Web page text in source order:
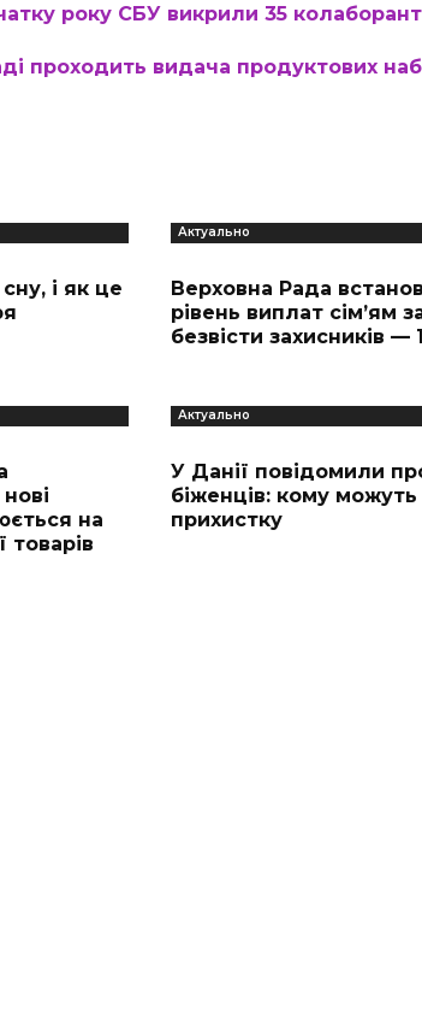
року СБУ викрили 35
проходить видача продуктових
і як це
Актуально
Верховна Рада
рівень виплат сім’ям
безвісти захисників —
на
товарів
Актуально
У Данії повідомили
біженців: кому
прихистку